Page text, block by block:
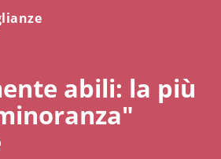
abili: la più